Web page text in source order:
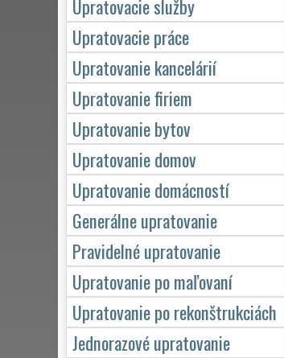
Upratovacie služby
Upratovacie práce
Upratovanie kancelárií
Upratovanie firiem
Upratovanie bytov
Upratovanie domov
Upratovanie domácností
Generálne upratovanie
Pravidelné upratovanie
Upratovanie po maľovaní
Upratovanie po rekonštrukciách
Jednorazové upratovanie